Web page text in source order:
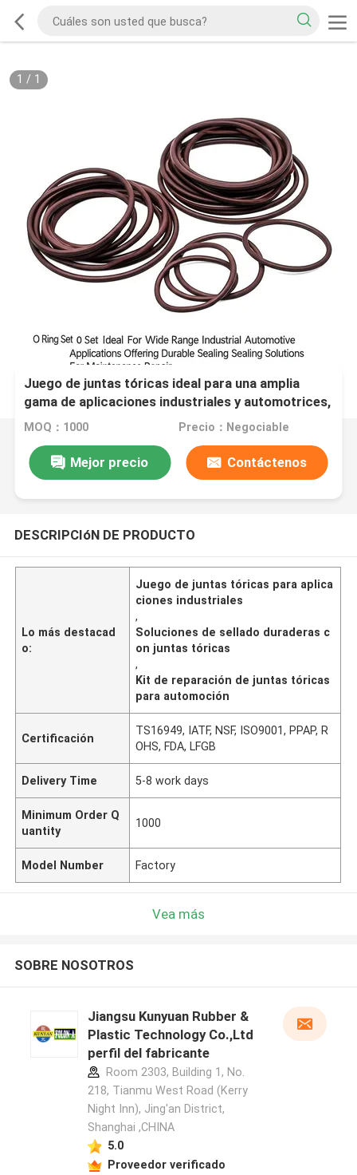
1 / 1
Juego de juntas tóricas ideal para una amplia
gama de aplicaciones industriales y automotrices,
que ofrece soluciones de sellado duraderas para
MOQ：1000 Precio：Negociable
Mejor precio Contáctenos
DESCRIPCIóN DE PRODUCTO
Lo más destacad
o:
Juego de juntas tóricas para aplica
ciones industriales
,
Soluciones de sellado duraderas c
on juntas tóricas
,
Kit de reparación de juntas tóricas
para automoción
Certificación
TS16949, IATF, NSF, ISO9001, PPAP, R
OHS, FDA, LFGB
Delivery Time 5-8 work days
Minimum Order Q
uantity
1000
Model Number Factory
Vea más
SOBRE NOSOTROS
Jiangsu Kunyuan Rubber &
Plastic Technology Co.,Ltd
perfil del fabricante
Room 2303, Building 1, No.
218, Tianmu West Road (Kerry
Night Inn), Jing'an District,
Shanghai ,CHINA
5.0
Proveedor verificado